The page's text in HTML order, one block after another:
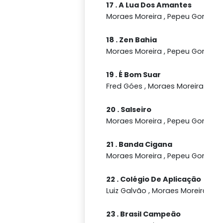
17 . A Lua Dos Amantes
Moraes Moreira , Pepeu
18 . Zen Bahia
Moraes Moreira , Pepeu
19 . É Bom Suar
Fred Góes , Moraes
20 . Salseiro
Moraes Moreira , Pepeu
21 . Banda Cigana
Moraes Moreira , Pepeu
22 . Colégio De Aplicação
Luiz Galvão , Moraes
23 . Brasil Campeão